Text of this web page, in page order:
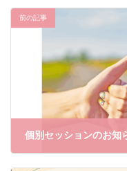
前の記事
個別セッションのお知